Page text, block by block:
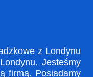
z Londynu
Jesteśmy
firmą. Posiadamy